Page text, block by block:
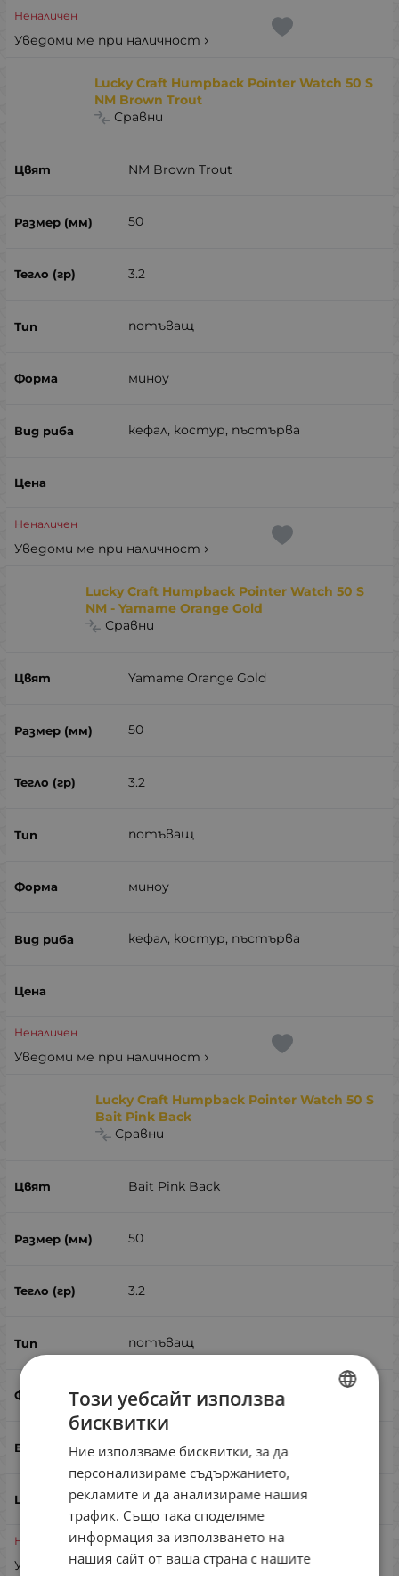
Неналичен
Уведоми ме при наличност
Lucky Craft Humpback Pointer Watch 50 S
NM Brown Trout
Сравни
NM Brown Trout
50
3.2
потъващ
миноу
кефал, костур, пъстърва
Неналичен
Уведоми ме при наличност
Lucky Craft Humpback Pointer Watch 50 S
NM - Yamame Orange Gold
Сравни
Yamame Orange Gold
50
3.2
потъващ
миноу
кефал, костур, пъстърва
Неналичен
Уведоми ме при наличност
Lucky Craft Humpback Pointer Watch 50 S
Bait Pink Back
Сравни
Bait Pink Back
50
3.2
потъващ
миноу
кефал, костур, пъстърва
Неналичен
Уведоми ме при наличност
Този уебсайт използва
бисквитки
Ние използваме бисквитки, за да
персонализираме съдържанието,
рекламите и да анализираме нашия
трафик. Също така споделяме
информация за използването на
нашия сайт от ваша страна с нашите